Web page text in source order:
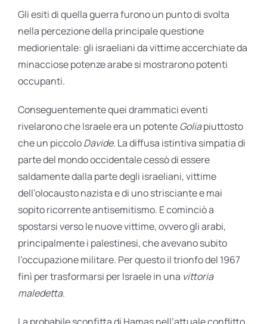
Gli esiti di quella guerra furono un punto di svolta
nella percezione della principale questione
mediorientale: gli israeliani da vittime accerchiate da
minacciose potenze arabe si mostrarono potenti
occupanti.
Conseguentemente quei drammatici eventi
rivelarono che Israele era un potenteGoliapiuttosto
che un piccoloDavide. La diffusa istintiva simpatia di
parte del mondo occidentale cessò di essere
saldamente dalla parte degli israeliani, vittime
dell’olocausto nazista e di uno strisciante e mai
sopito ricorrente antisemitismo. E cominciò a
spostarsi verso le nuove vittime, ovvero gli arabi,
principalmente i palestinesi, che avevano subito
l’occupazione militare. Per questo il trionfo del 1967
finì per trasformarsi per Israele in una vittoria
maledetta.